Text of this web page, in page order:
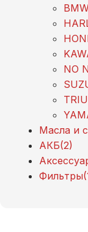
NO
Масла и
АКБ(2)
Фильтры